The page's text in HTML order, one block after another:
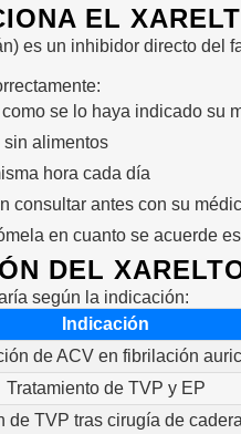
EL
es un inhibidor directo del
se lo haya indicado su
sin alimentos
hora cada día
consultar antes con su
en cuanto se acuerde
DEL
según la indicación:
Indicación
de ACV en fibrilación
Tratamiento de TVP y EP
de TVP tras cirugía de